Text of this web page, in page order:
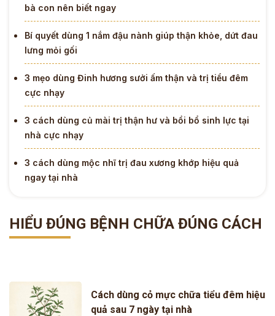
bà con nên biết ngay
Bí quyết dùng 1 nắm đậu nành giúp thận khỏe, dứt đau
lưng mỏi gối
3 mẹo dùng Đinh hương sưởi ấm thận và trị tiểu đêm
cực nhạy
3 cách dùng củ mài trị thận hư và bồi bổ sinh lực tại
nhà cực nhạy
3 cách dùng mộc nhĩ trị đau xương khớp hiệu quả
ngay tại nhà
HIỂU ĐÚNG BỆNH CHỮA ĐÚNG CÁCH
Cách dùng cỏ mực chữa tiểu đêm hiệu
quả sau 7 ngày tại nhà